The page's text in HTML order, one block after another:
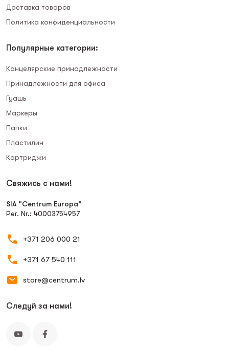
Доставка товаров
Политика конфиденциальности
Популярные категории:
Канцелярские принадлежности
Принадлежности для офиса
Гуашь
Маркеры
Папки
Пластилин
Картриджи
Свяжись с нами!
SIA "Centrum Europa"
Рег. Nr.: 40003754957
+371 206 000 21
+371 67 540 111
store@centrum.lv
Следуй за нами!